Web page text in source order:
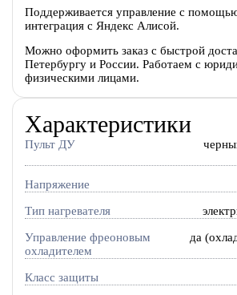
Поддерживается управление с
интеграция с Яндекс Алисой.
Можно оформить заказ с быстрой
Петербургу и России. Работаем с
физическими лицами.
Характеристики
Пульт ДУ
Напряжение
Тип нагревателя
Управление фреоновым
охладителем
да
Класс защиты